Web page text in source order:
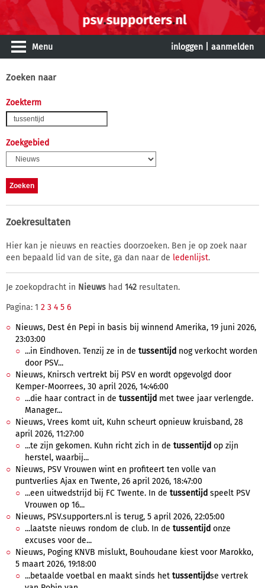
Menu inloggen aanmelden
Zoeken naar
Zoekterm
Zoekgebied
Zoekresultaten
Hier kan je nieuws en reacties doorzoeken. Ben je op zoek naar
een bepaald lid van de site, ga dan naar de ledenlijst.
Je zoekopdracht in Nieuws had 142 resultaten.
Pagina: 1 2 3 4 5 6
Nieuws, Dest én Pepi in basis bij winnend Amerika, 19 juni 2026,
23:03:00
...in Eindhoven. Tenzij ze in de tussentijd nog verkocht worden
door PSV...
Nieuws, Knirsch vertrekt bij PSV en wordt opgevolgd door
Kemper-Moorrees, 30 april 2026, 14:46:00
...die haar contract in de tussentijd met twee jaar verlengde.
Manager...
Nieuws, Vrees komt uit, Kuhn scheurt opnieuw kruisband, 28
april 2026, 11:27:00
...te zijn gekomen. Kuhn richt zich in de tussentijd op zijn
herstel, waarbij...
Nieuws, PSV Vrouwen wint en profiteert ten volle van
puntverlies Ajax en Twente, 26 april 2026, 18:47:00
...een uitwedstrijd bij FC Twente. In de tussentijd speelt PSV
Vrouwen op 16...
Nieuws, PSV.supporters.nl is terug, 5 april 2026, 22:05:00
...laatste nieuws rondom de club. In de tussentijd onze
excuses voor de...
Nieuws, Poging KNVB mislukt, Bouhoudane kiest voor Marokko,
5 maart 2026, 19:18:00
...betaalde voetbal en maakt sinds het tussentijdse vertrek